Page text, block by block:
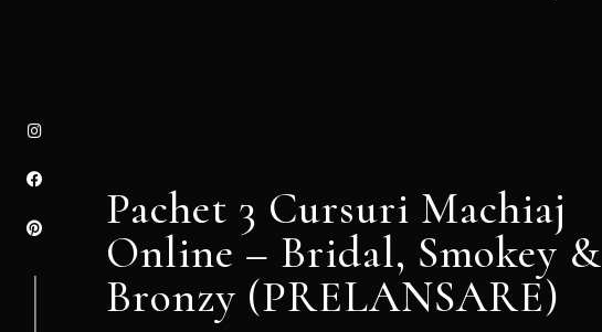
Pachet 3 Cursuri Machiaj
Online – Bridal, Smokey &
Bronzy (PRELANSARE)